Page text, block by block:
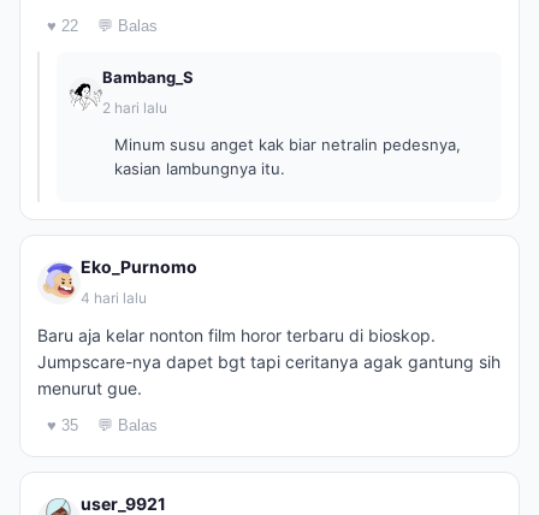
♥ 22 💬 Balas
Bambang_S
2 hari lalu
Minum susu anget kak biar netralin pedesnya,
kasian lambungnya itu.
Eko_Purnomo
4 hari lalu
Baru aja kelar nonton film horor terbaru di bioskop.
Jumpscare-nya dapet bgt tapi ceritanya agak gantung sih
menurut gue.
♥ 35 💬 Balas
user_9921